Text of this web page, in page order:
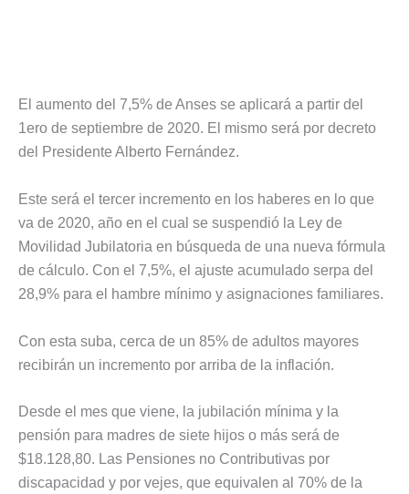
El aumento del 7,5% de Anses se aplicará a partir del
1ero de septiembre de 2020. El mismo será por decreto
del Presidente Alberto Fernández.
Este será el tercer incremento en los haberes en lo que
va de 2020, año en el cual se suspendió la Ley de
Movilidad Jubilatoria en búsqueda de una nueva fórmula
de cálculo. Con el 7,5%, el ajuste acumulado serpa del
28,9% para el hambre mínimo y asignaciones familiares.
Con esta suba, cerca de un 85% de adultos mayores
recibirán un incremento por arriba de la inflación.
Desde el mes que viene, la jubilación mínima y la
pensión para madres de siete hijos o más será de
$18.128,80. Las Pensiones no Contributivas por
discapacidad y por vejes, que equivalen al 70% de la